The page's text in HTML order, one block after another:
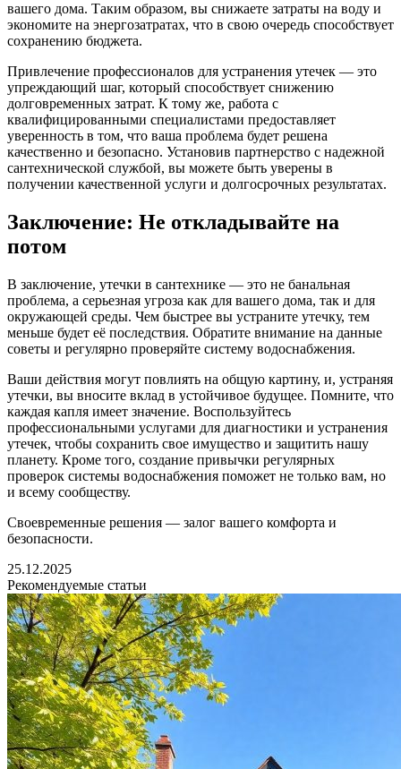
вашего дома. Таким образом, вы снижаете затраты на воду и
экономите на энергозатратах, что в свою очередь способствует
сохранению бюджета.
Привлечение профессионалов для устранения утечек — это
упреждающий шаг, который способствует снижению
долговременных затрат. К тому же, работа с
квалифицированными специалистами предоставляет
уверенность в том, что ваша проблема будет решена
качественно и безопасно. Установив партнерство с надежной
сантехнической службой, вы можете быть уверены в
получении качественной услуги и долгосрочных результатах.
Заключение: Не откладывайте на
потом
В заключение, утечки в сантехнике — это не банальная
проблема, а серьезная угроза как для вашего дома, так и для
окружающей среды. Чем быстрее вы устраните утечку, тем
меньше будет её последствия. Обратите внимание на данные
советы и регулярно проверяйте систему водоснабжения.
Ваши действия могут повлиять на общую картину, и, устраняя
утечки, вы вносите вклад в устойчивое будущее. Помните, что
каждая капля имеет значение. Воспользуйтесь
профессиональными услугами для диагностики и устранения
утечек, чтобы сохранить свое имущество и защитить нашу
планету. Кроме того, создание привычки регулярных
проверок системы водоснабжения поможет не только вам, но
и всему сообществу.
Своевременные решения — залог вашего комфорта и
безопасности.
25.12.2025
Рекомендуемые статьи